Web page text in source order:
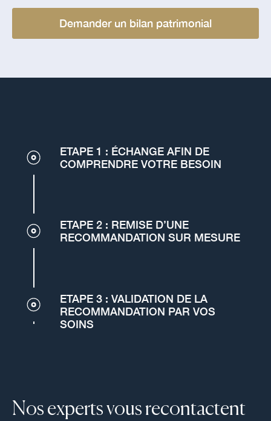
Demander un bilan patrimonial
ETAPE 1 : ÉCHANGE AFIN DE
COMPRENDRE VOTRE BESOIN
ETAPE 2 : REMISE D’UNE
RECOMMANDATION SUR MESURE
ETAPE 3 : VALIDATION DE LA
RECOMMANDATION PAR VOS
SOINS
Nos experts vous recontactent